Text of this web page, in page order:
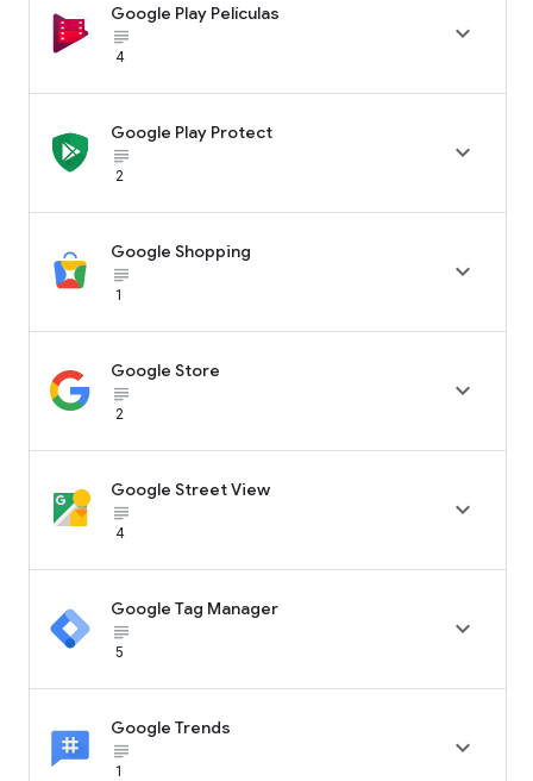
Google Play Películas
subject_black
4

Google Play Protect
subject_black
2

Google Shopping
subject_black
1

Google Store
subject_black
2

Google Street View
subject_black
4

Google Tag Manager
subject_black
5

Google Trends
subject_black
1
